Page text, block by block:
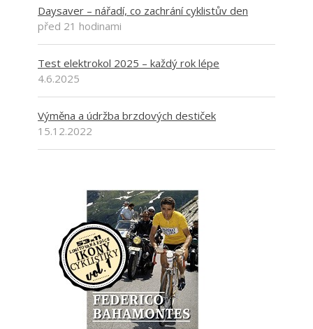
Daysaver – nářadí, co zachrání cyklistův den
před 21 hodinami
Test elektrokol 2025 – každý rok lépe
4.6.2025
Výměna a údržba brzdových destiček
15.12.2022